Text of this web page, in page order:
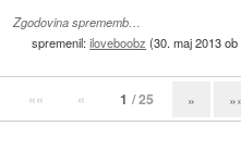
Zgodovina sprememb…
spremenil:iloveboobz (30. maj 2013
«« « 1 / 25 »